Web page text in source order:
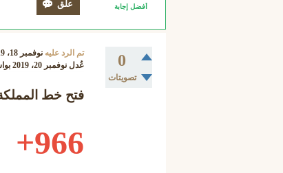
أفضل إجابة
0
تصويتات
تم الرد عليه نوفمبر 18، 2019
عُدل نوفمبر 20، 2019
فتح خط المملكة
966+